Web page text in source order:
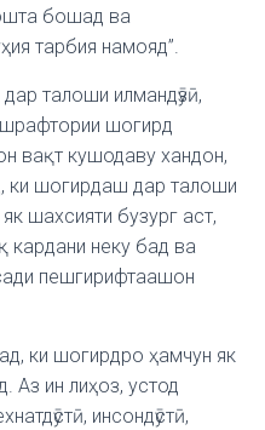
бошад ва
тарбия намояд”.
талоши илмандӯзӣ,
шогирд
вақт кушодаву хандон,
шогирдаш дар талоши
шахсияти бузург аст,
неку бад ва
пешгирифтаашон
ки шогирдро ҳамчун як
Аз ин лиҳоз, устод
инсондӯстӣ,